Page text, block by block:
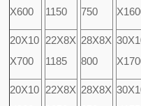
X600
1150
750
20X10
X700
22X8X
1185
28X8X
800
20X10 22X8X 28X8X